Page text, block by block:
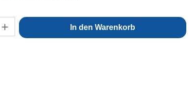
Gib den gewünschten Wert ein
In den Warenkorb